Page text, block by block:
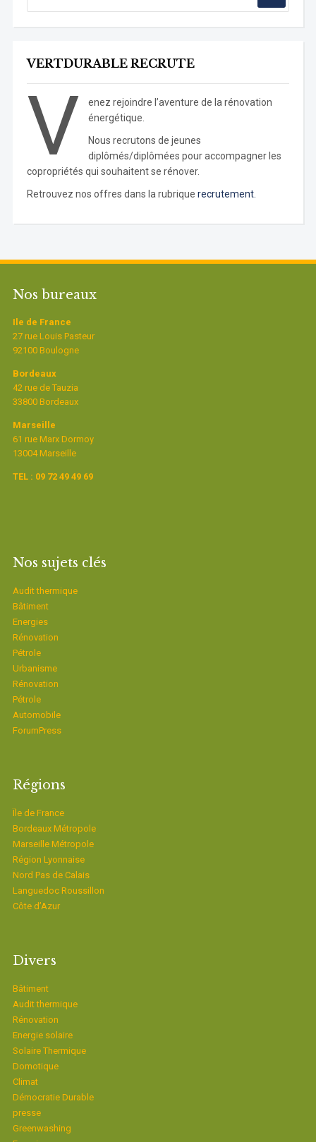
VERTDURABLE RECRUTE
V
enez rejoindre l’aventure de la rénovation
énergétique.
Nous recrutons de jeunes
diplômés/diplômées pour accompagner les
copropriétés qui souhaitent se rénover.
Retrouvez nos offres dans la rubrique recrutement.
Nos bureaux
Ile de France
27 rue Louis Pasteur
92100 Boulogne
Bordeaux
42 rue de Tauzia
33800 Bordeaux
Marseille
61 rue Marx Dormoy
13004 Marseille
TEL : 09 72 49 49 69
Nos sujets clés
Audit thermique
Bâtiment
Energies
Rénovation
Pétrole
Urbanisme
Rénovation
Pétrole
Automobile
ForumPress
Régions
Ïle de France
Bordeaux Métropole
Marseille Métropole
Région Lyonnaise
Nord Pas de Calais
Languedoc Roussillon
Côte d’Azur
Divers
Bâtiment
Audit thermique
Rénovation
Energie solaire
Solaire Thermique
Domotique
Climat
Démocratie Durable
presse
Greenwashing